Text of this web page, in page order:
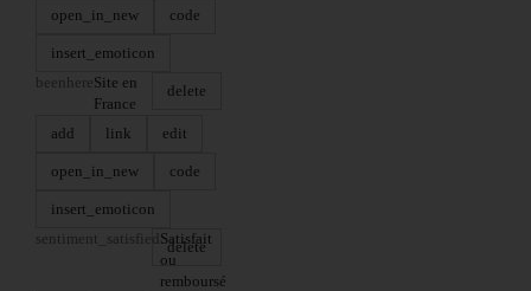
open_in_new code
insert_emoticon
delete
beenhereSite en
France
add
link edit
open_in_new code
insert_emoticon
delete
sentiment_satisfied Satisfait
ou
remboursé